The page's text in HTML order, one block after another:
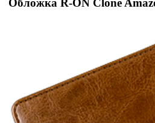
Обложка R-ON Clone